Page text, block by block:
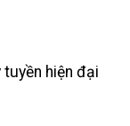
hiện đại